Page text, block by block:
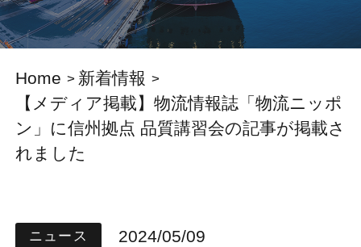
Home
新着情報
【メディア掲載】物流情報誌「物流ニッポ
ン」に信州拠点 品質講習会の記事が掲載さ
れました
ニュース 2024/05/09